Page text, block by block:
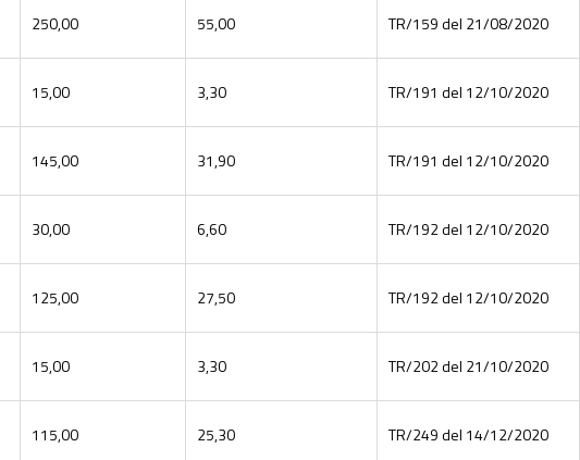
250,00 55,00 TR/159 del 21/08/2020
15,00 3,30 TR/191 del 12/10/2020
145,00 31,90 TR/191 del 12/10/2020
30,00 6,60 TR/192 del 12/10/2020
125,00 27,50 TR/192 del 12/10/2020
15,00 3,30 TR/202 del 21/10/2020
115,00 25,30 TR/249 del 14/12/2020